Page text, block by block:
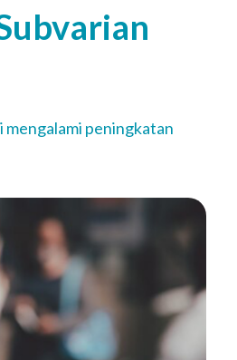
mengalami peningkatan